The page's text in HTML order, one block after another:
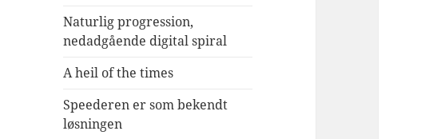
Naturlig progression,
nedadgående digital spiral
A heil of the times
Speederen er som bekendt
løsningen